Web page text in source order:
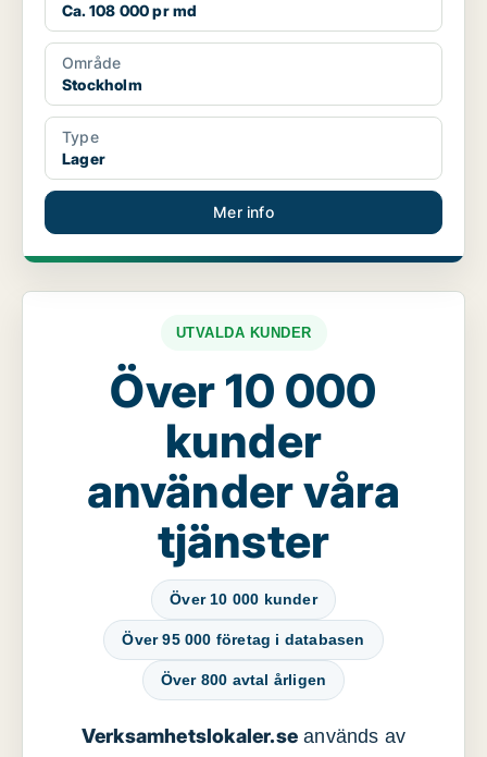
Ca. 108 000 pr md
Område
Stockholm
Type
Lager
Mer info
UTVALDA KUNDER
Över 10 000
kunder
använder våra
tjänster
Över 10 000 kunder
Över 95 000 företag i databasen
Över 800 avtal årligen
Verksamhetslokaler.se används av